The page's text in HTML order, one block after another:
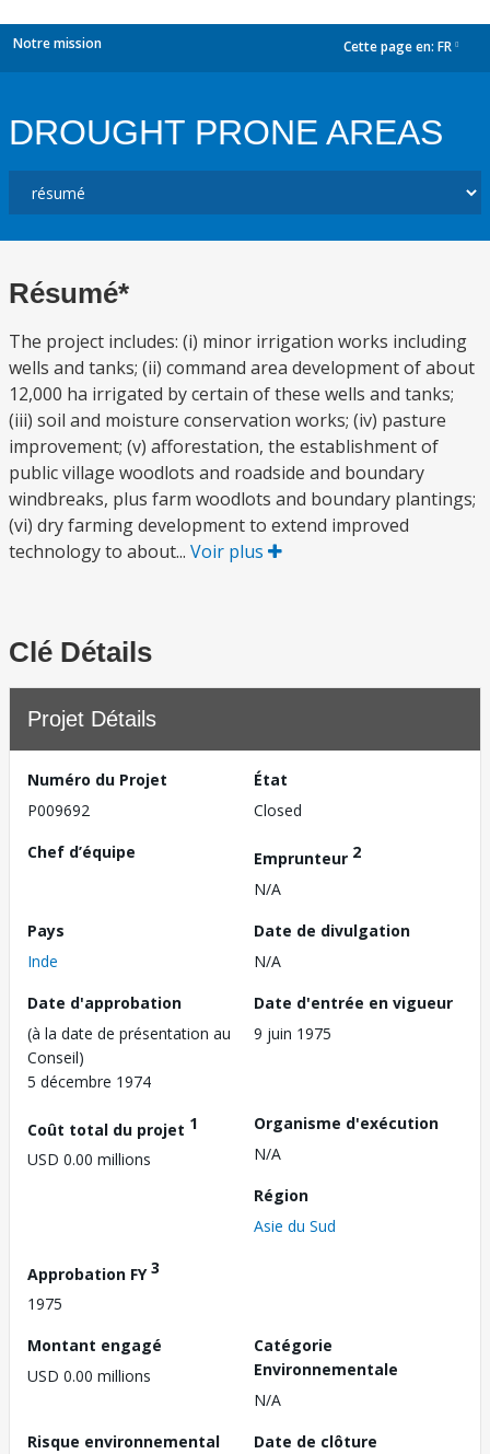
Notre mission Cette page en: FR
DROUGHT PRONE AREAS
Résumé*
The project includes: (i) minor irrigation works including
wells and tanks; (ii) command area development of about
12,000 ha irrigated by certain of these wells and tanks;
(iii) soil and moisture conservation works; (iv) pasture
improvement; (v) afforestation, the establishment of
public village woodlots and roadside and boundary
windbreaks, plus farm woodlots and boundary plantings;
(vi) dry farming development to extend improved
technology to about... Voir plus
Clé Détails
Projet Détails
Numéro du Projet
P009692
État
Closed
Chef d’équipe
Emprunteur 2
N/A
Pays
Inde
Date de divulgation
N/A
Date d'approbation
(à la date de présentation au
Conseil)
5 décembre 1974
Date d'entrée en vigueur
9 juin 1975
Coût total du projet 1
USD 0.00 millions
Organisme d'exécution
N/A
Région
Asie du Sud
Approbation FY3
1975
Montant engagé
USD 0.00 millions
Catégorie
Environnementale
N/A
Risque environnemental
Date de clôture